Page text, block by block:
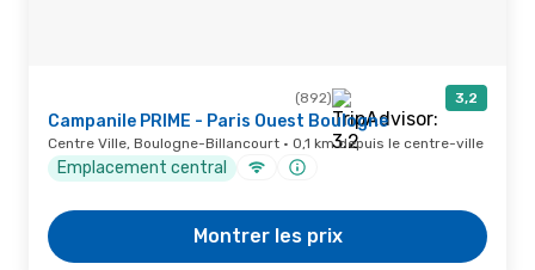
(892) 3,2
Campanile PRIME - Paris Ouest Boulogne
Centre Ville, Boulogne-Billancourt · 0,1 km depuis le centre-ville
Emplacement central
Montrer les prix